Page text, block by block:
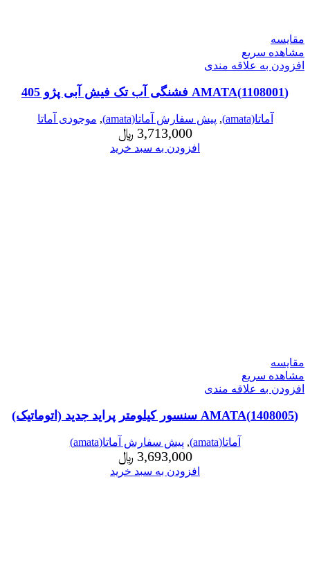
مقایسه
مشاهده سریع
افزودن به علاقه مندی
(1108001)AMATA فشنگی آب تک فیش آبی پژو 405
آماتا(amata) , پیش سفارش آماتا(amata) , موجودی آماتا
3,713,000 ﷼
افزودن به سبد خرید
مقایسه
مشاهده سریع
افزودن به علاقه مندی
(1408005)AMATA سنسور کیلومتر پراید جدید (اتوماتیک)
آماتا(amata) , پیش سفارش آماتا(amata)
3,693,000 ﷼
افزودن به سبد خرید